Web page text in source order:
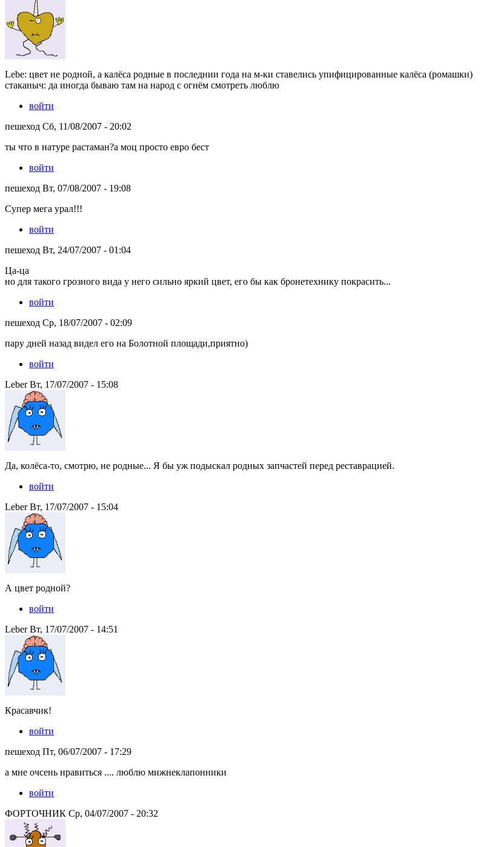
Lebe: цвет не родной, а калёса родные в последнии года на м-ки ставелись упифицированные калёса (ромашки)
стаканыч: да иногда бываю там на народ с огнём смотреть люблю
войти
пешеход Сб, 11/08/2007 - 20:02
ты что в натуре растаман?а моц просто евро бест
войти
пешеход Вт, 07/08/2007 - 19:08
Супер мега урал!!!
войти
пешеход Вт, 24/07/2007 - 01:04
Ца-ца
но для такого грозного вида у него сильно яркий цвет, его бы как бронетехнику покрасить...
войти
пешеход Ср, 18/07/2007 - 02:09
пару дней назад видел его на Болотной площади,приятно)
войти
Leber Вт, 17/07/2007 - 15:08
Да, колёса-то, смотрю, не родные... Я бы уж подыскал родных запчастей перед реставрацией.
войти
Leber Вт, 17/07/2007 - 15:04
А цвет родной?
войти
Leber Вт, 17/07/2007 - 14:51
Красавчик!
войти
пешеход Пт, 06/07/2007 - 17:29
а мне очсень нравиться .... люблю мижнеклапонники
войти
ФОРТОЧНИК Ср, 04/07/2007 - 20:32